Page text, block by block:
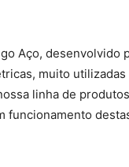
Aço, desenvolvido
muito
linha de